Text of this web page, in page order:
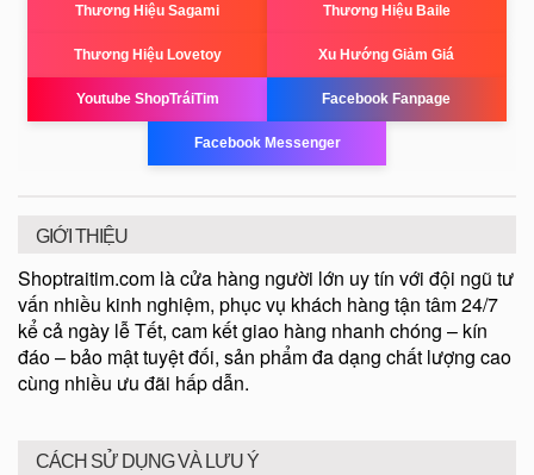
Thương Hiệu Sagami Thương Hiệu Baile
Thương Hiệu Lovetoy Xu Hướng Giảm Giá
Youtube ShopTráiTim Facebook Fanpage
Facebook Messenger
GIỚI THIỆU
Shoptraitim.com là cửa hàng người lớn uy tín với đội ngũ tư
vấn nhiều kinh nghiệm, phục vụ khách hàng tận tâm 24/7
kể cả ngày lễ Tết, cam kết giao hàng nhanh chóng – kín
đáo – bảo mật tuyệt đối, sản phẩm đa dạng chất lượng cao
cùng nhiều ưu đãi hấp dẫn.
CÁCH SỬ DỤNG VÀ LƯU Ý